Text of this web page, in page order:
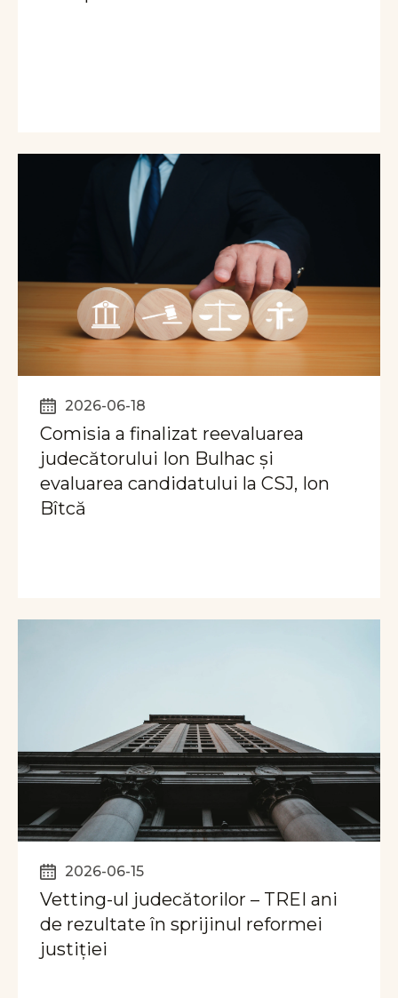
2026-06-18
Comisia a finalizat reevaluarea
judecătorului Ion Bulhac și
evaluarea candidatului la CSJ, Ion
Bîtcă
2026-06-15
Vetting-ul judecătorilor – TREI ani
de rezultate în sprijinul reformei
justiției